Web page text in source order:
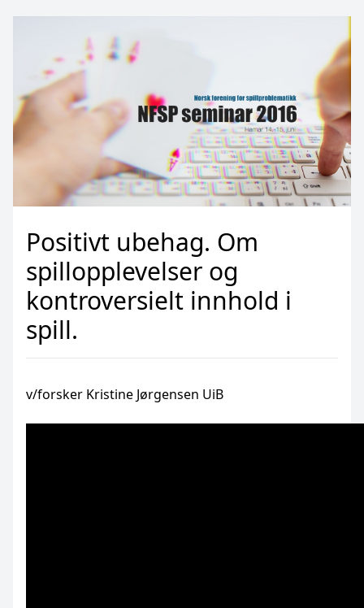
Positivt ubehag. Om
spillopplevelser og
kontroversielt innhold i
spill.
v/forsker Kristine Jørgensen UiB